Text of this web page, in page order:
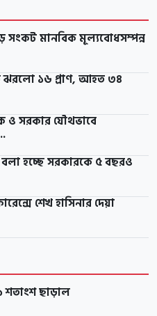
সংকট মানবিক মূল্যবোধসম্পন্ন
ঝরলো ১৬ প্রাণ, আহত ৩৪
ও সরকার যৌথভাবে
বলা হচ্ছে সরকারকে ৫ বছরও
শেখ হাসিনার দেয়া
শতাংশ ছাড়াল